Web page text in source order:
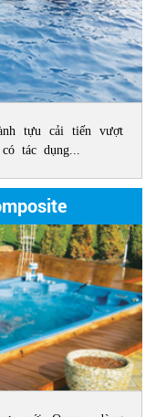
tựu cải tiến vượt
tác dụng...